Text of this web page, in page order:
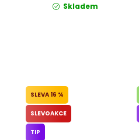
Skladem
16 %
SLEVOAKCE
TIP